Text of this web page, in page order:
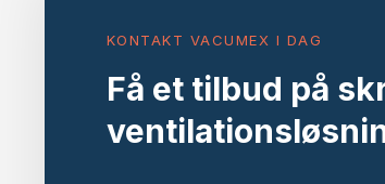
KONTAKT VACUMEX I DAG
Få et tilbud på